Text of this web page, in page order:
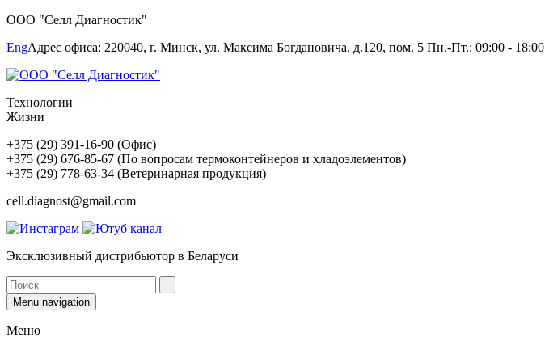
ООО "Селл Диагностик"
EngАдрес офиса: 220040, г. Минск, ул. Максима Богдановича, д.120, пом. 5 Пн.-Пт.: 09:00 - 18:00
Технологии
Жизни
+375 (29) 391-16-90 (Офис)
+375 (29) 676-85-67 (По вопросам термоконтейнеров и хладоэлементов)
+375 (29) 778-63-34 (Ветеринарная продукция)
cell.diagnost@gmail.com
Эксклюзивный дистрибьютор в Беларуси
Menu navigation
Меню